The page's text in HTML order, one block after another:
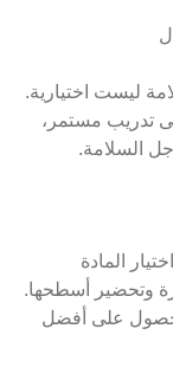
ليست اختيارية.
تدريب مستمر،
السلامة.
المادة
وتحضير أسطحها.
على أفضل